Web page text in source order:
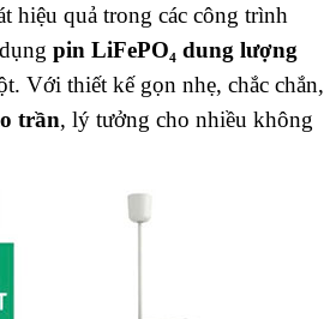
hiệu quả trong các công trình
pin LiFePO₄ dung lượng
Với thiết kế gọn nhẹ, chắc chắn,
trần, lý tưởng cho nhiều không